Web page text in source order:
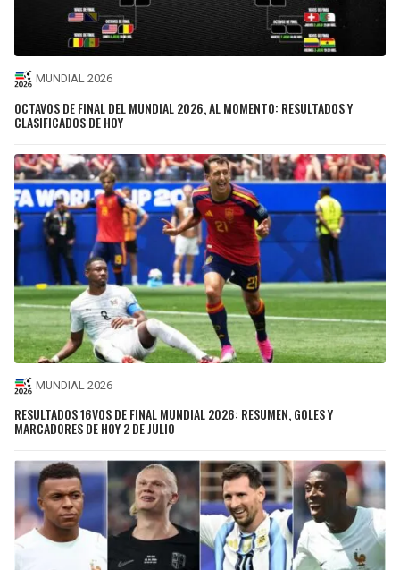
MUNDIAL 2026
OCTAVOS DE FINAL DEL MUNDIAL 2026, AL MOMENTO: RESULTADOS Y
CLASIFICADOS DE HOY
MUNDIAL 2026
RESULTADOS 16VOS DE FINAL MUNDIAL 2026: RESUMEN, GOLES Y
MARCADORES DE HOY 2 DE JULIO